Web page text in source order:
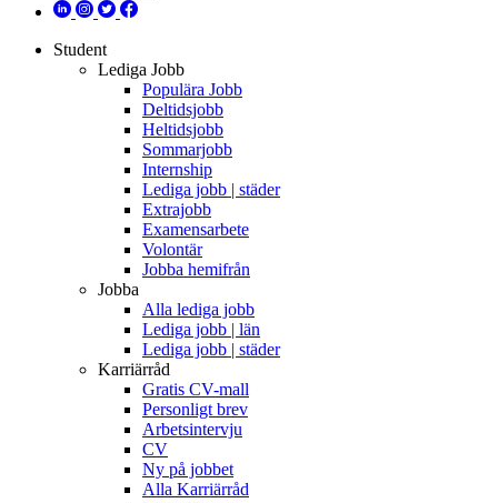
Student
Lediga Jobb
Populära Jobb
Deltidsjobb
Heltidsjobb
Sommarjobb
Internship
Lediga jobb | städer
Extrajobb
Examensarbete
Volontär
Jobba hemifrån
Jobba
Alla lediga jobb
Lediga jobb | län
Lediga jobb | städer
Karriärråd
Gratis CV-mall
Personligt brev
Arbetsintervju
CV
Ny på jobbet
Alla Karriärråd